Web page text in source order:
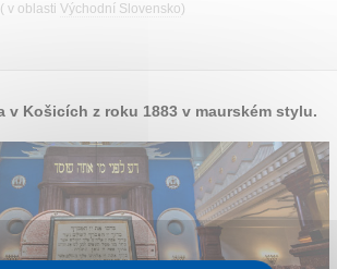
( v oblasti Východní Slovensko)
v Košicích z roku 1883 v maurském stylu.